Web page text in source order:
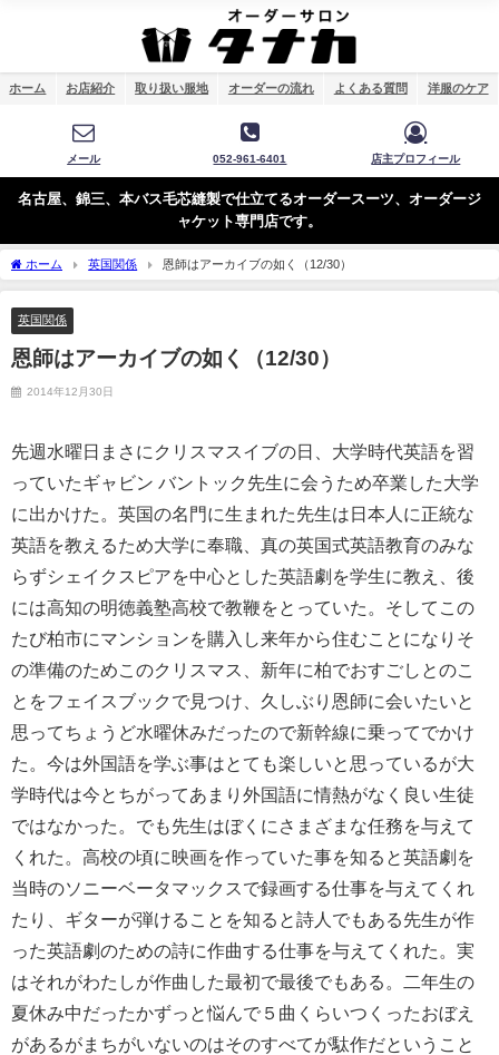
ホーム お店紹介 取り扱い服地 オーダーの流れ よくある質問 洋服のケア
メール 052-961-6401 店主プロフィール
名古屋、錦三、本バス毛芯縫製で仕立てるオーダースーツ、オーダージ
ャケット専門店です。
ホーム 英国関係 恩師はアーカイブの如く（12/30）
英国関係
恩師はアーカイブの如く（12/30）
2014年12月30日
先週水曜日まさにクリスマスイブの日、 大学時代英語を習
っていたギャビン バントック先生に会うため卒業した大学
に出かけた。英国の名門に生まれた先生は日本人に正統な
英語を教えるため大学に奉職、真の英国式英語教育のみな
らずシェイクスピアを中心とした英語劇を学生に教え、後
には高知の明徳義塾高校で教鞭をとっていた。そしてこの
たび柏市にマンションを購入し来年から住むことになりそ
の準備のためこのクリスマス、新年に柏でおすごしとのこ
とをフェイスブックで見つけ、久しぶり恩師に会いたいと
思ってちょうど水曜休みだったので新幹線に乗ってでかけ
た。今は外国語を学ぶ事はとても楽しいと思っているが大
学時代は今とちがってあまり外国語に情熱がなく良い生徒
ではなかった。でも先生はぼくにさまざまな任務を与えて
くれた。高校の頃に映画を作っていた事を知ると英語劇を
当時のソニーベータマックスで録画する仕事を与えてくれ
たり、ギターが弾けることを知ると詩人でもある先生が作
った英語劇のための詩に作曲する仕事を与えてくれた。実
はそれがわたしが作曲した最初で最後でもある。二年生の
夏休み中だったかずっと悩んで５曲くらいつくったおぼえ
があるがまちがいないのはそのすべてが駄作だということ